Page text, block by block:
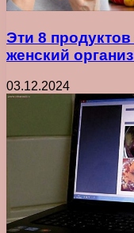
Эти 8
женский
03.12.2024